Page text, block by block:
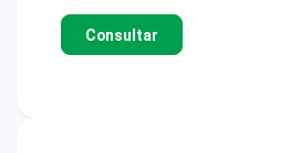
Consultar